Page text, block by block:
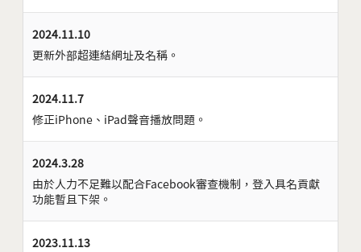
2024.11.10
更新外部超連結網址及名稱。
2024.11.7
修正iPhone、iPad聲音播放問題。
2024.3.28
由於人力不足難以配合Facebook審查機制，登入具名貢獻
功能暫且下架。
2023.11.13